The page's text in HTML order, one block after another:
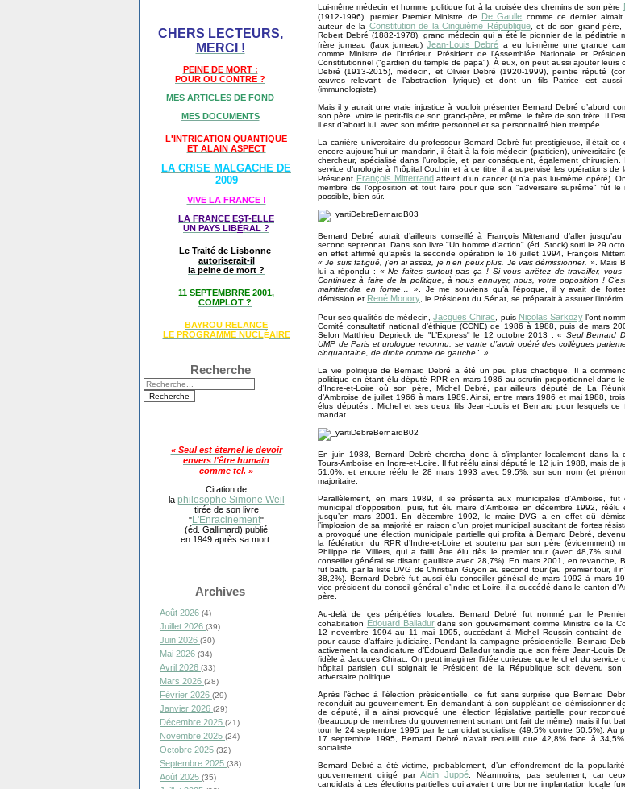
CHERS LECTEURS,
MERCI !
PEINE DE MORT :
POUR OU CONTRE ?
MES ARTICLES DE FOND
MES DOCUMENTS
L'INTRICATION QUANTIQUE
ET ALAIN ASPECT
LA CRISE MALGACHE DE
2009
VIVE LA FRANCE !
LA FRANCE EST-ELLE
UN PAYS LIBÉRAL ?
Le Traité de Lisbonne
autoriserait-il
la peine de mort ?
11 SEPTEMBRRE 2001,
COMPLOT ?
BAYROU RELANCE
LE PROGRAMME NUCLÉAIRE
Recherche
« Seul est éternel le devoir
envers l'être humain
comme tel. »
Citation de
la philosophe Simone Weil
tirée de son livre
"L'Enracinement"
(éd. Gallimard) publié
en 1949 après sa mort.
Archives
Août 2026 (4)
Juillet 2026 (39)
Juin 2026 (30)
Mai 2026 (34)
Avril 2026 (33)
Mars 2026 (28)
Février 2026 (29)
Janvier 2026 (29)
Décembre 2025 (21)
Novembre 2025 (24)
Octobre 2025 (32)
Septembre 2025 (38)
Août 2025 (35)
Lui-même médecin et homme politique fut à la croisée des chemins de son père
(1912-1996), premier Premier Ministre de De Gaulle comme ce dernier
auteur de la Constitution de la Cinquième République, et de son grand-père,
Robert Debré (1882-1978), grand médecin qui a été le pionnier de la pédiatrie
frère jumeau (faux jumeau)Jean-Louis Debré a eu lui-même une grande
comme Ministre de l’Intérieur, Président de l’Assemblée Nationale et
Constitutionnel ("gardien du temple de papa"). À eux, on peut aussi ajouter leurs
Debré (1913-2015), médecin, et Olivier Debré (1920-1999), peintre réputé
œuvres relevant de l’abstraction lyrique) et dont un fils Patrice est aussi
(immunologiste).
Mais il y aurait une vraie injustice à vouloir présenter Bernard Debré d’abord
son père, voire le petit-fils de son grand-père, et même, le frère de son frère. Il
il est d’abord lui, avec son mérite personnel et sa personnalité bien trempée.
La carrière universitaire du professeur Bernard Debré fut prestigieuse, il était ce
encore aujourd’hui un mandarin, il était à la fois médecin (praticien), universitaire
chercheur, spécialisé dans l’urologie, et par conséquent, également
service d’urologie à l’hôpital Cochin et à ce titre, il a supervisé les opérations de
Président François Mitterrand atteint d’un cancer (il n’a pas lui-même opéré).
membre de l’opposition et tout faire pour que son "adversaire suprême" fût le
possible, bien sûr.
Bernard Debré aurait d’ailleurs conseillé à François Mitterrand d’aller
second septennat. Dans son livre "Un homme d’action" (éd. Stock) sorti le 29
en effet affirmé qu’après la seconde opération le 16 juillet 1994, François
« Je suis fatigué, j’en ai assez, je n’en peux plus. Je vais démissionner. » . Mais
lui a répondu : « Ne faites surtout pas ça ! Si vous arrêtez de travailler, vous
Continuez à faire de la politique, à nous ennuyer, nous, votre opposition !
maintiendra en forme… » . Je me souviens qu’à l’époque, il y avait de
démission et René Monory , le Président du Sénat, se préparait à assurer l’intérim
Pour ses qualités de médecin,Jacques Chirac , puis Nicolas Sarkozyl’ont
Comité consultatif national d’éthique (CCNE) de 1986 à 1988, puis de mars
Selon Matthieu Deprieck de "L’Express" le 12 octobre 2013 :« Seul Bernard
UMP de Paris et urologue reconnu, se vante d’avoir opéré des collègues
cinquantaine, de droite comme de gauche". »
La vie politique de Bernard Debré a été un peu plus chaotique. Il a
politique en étant élu député RPR en mars 1986 au scrutin proportionnel dans
d’Indre-et-Loire où son père, Michel Debré, par ailleurs député de La
d’Ambroise de juillet 1966 à mars 1989. Ainsi, entre mars 1986 et mai 1988,
élus députés : Michel et ses deux fils Jean-Louis et Bernard pour lesquels ce
mandat.
En juin 1988, Bernard Debré chercha donc à s’implanter localement dans la
Tours-Amboise en Indre-et-Loire. Il fut réélu ainsi député le 12 juin 1988, mais de
51,0%, et encore réélu le 28 mars 1993 avec 59,5%, sur son nom (et
majoritaire.
Parallèlement, en mars 1989, il se présenta aux municipales d’Amboise, fut
municipal d’opposition, puis, fut élu maire d’Amboise en décembre 1992, réélu
jusqu’en mars 2001. En décembre 1992, le maire DVG a en effet dû
l’implosion de sa majorité en raison d’un projet municipal suscitant de fortes
a provoqué une élection municipale partielle qui profita à Bernard Debré,
la fédération du RPR d’Indre-et-Loire et soutenu par son père (évidemment)
Philippe de Villiers, qui a failli être élu dès le premier tour (avec 48,7% suivi
conseiller général se disant gaulliste avec 28,7%). En mars 2001, en revanche,
fut battu par la liste DVG de Christian Guyon au second tour (au premier tour, il
38,2%). Bernard Debré fut aussi élu conseiller général de mars 1992 à mars
vice-président du conseil général d’Indre-et-Loire, il a succédé dans le canton
père.
Au-delà de ces péripéties locales, Bernard Debré fut nommé par le
cohabitation Édouard Balladurdans son gouvernement comme Ministre de la
12 novembre 1994 au 11 mai 1995, succédant à Michel Roussin contraint de
pour cause d’affaire judiciaire. Pendant la campagne présidentielle, Bernard
activement la candidature d’Édouard Balladur tandis que son frère Jean-Louis
fidèle à Jacques Chirac. On peut imaginer l’idée curieuse que le chef du service
hôpital parisien qui soignait le Président de la République soit devenu
adversaire politique.
Après l’échec à l’élection présidentielle, ce fut sans surprise que Bernard
reconduit au gouvernement. En demandant à son suppléant de démissionner
de député, il a ainsi provoqué une élection législative partielle pour
(beaucoup de membres du gouvernement sortant ont fait de même), mais il fut
tour le 24 septembre 1995 par le candidat socialiste (49,5% contre 50,5%). Au
17 septembre 1995, Bernard Debré n’avait recueilli que 42,8% face à
socialiste.
Bernard Debré a été victime, probablement, d’un effondrement de la
gouvernement dirigé parAlain Juppé . Néanmoins, pas seulement, car
candidats à ces élections partielles qui avaient une bonne implantation locale